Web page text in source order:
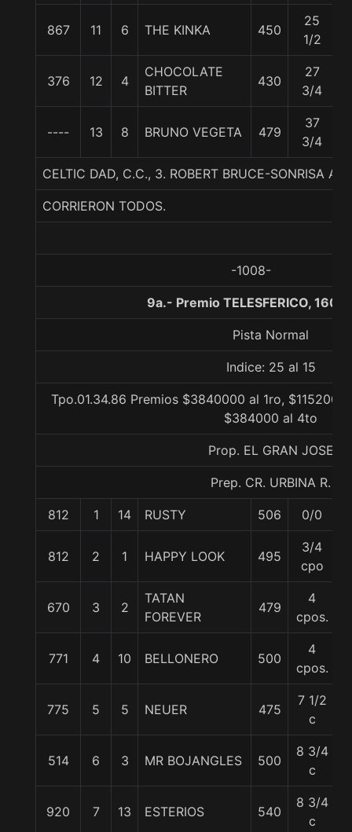
867 11 6 THE KINKA 450
25
1/2
376 12 4
CHOCOLATE
BITTER
430
27
3/4
---- 13 8 BRUNO VEGETA 479
37
3/4
CELTIC DAD, C.C., 3. ROBERT BRUCE-SONRISA
CORRIERON TODOS.
-1008-
9a.- Premio TELESFERICO,
Pista Normal
Indice: 25 al 15
Tpo.01.34.86 Premios $3840000 al 1ro,
$384000 al 4to
Prop. EL GRAN JOSE
Prep. CR. URBINA R.
812 1 14 RUSTY 506 0/0
812 2 1 HAPPY LOOK 495
3/4
cpo
670 3 2
TATAN
FOREVER
479
4
cpos.
771 4 10 BELLONERO 500
4
cpos.
775 5 5 NEUER 475
7 1/2
c
514 6 3 MR BOJANGLES 500
8 3/4
c
920 7 13 ESTERIOS 540
8 3/4
c